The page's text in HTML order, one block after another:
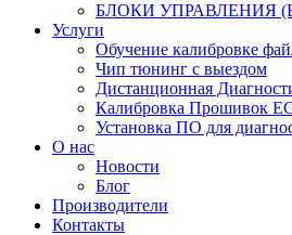
БЛОКИ УПРАВЛЕНИЯ
Услуги
Обучение калибровке
Чип тюнинг с выездом
Дистанционная
Калибровка Прошивок
Установка ПО для
О нас
Новости
Блог
Производители
Контакты